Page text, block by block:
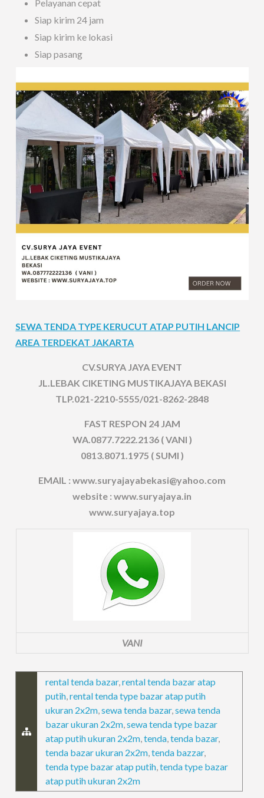
Pelayanan cepat
Siap kirim 24 jam
Siap kirim ke lokasi
Siap pasang
SEWA TENDA TYPE KERUCUT ATAP PUTIH LANCIP
AREA TERDEKAT JAKARTA
CV.SURYA JAYA EVENT
JL.LEBAK CIKETING MUSTIKAJAYA BEKASI
TLP.021-2210-5555/021-8262-2848
FAST RESPON 24 JAM
WA.0877.7222.2136 ( VANI )
0813.8071.1975 ( SUMI )
EMAIL : www.suryajayabekasi@yahoo.com
website : www.suryajaya.in
www.suryajaya.top
VANI
rental tenda bazar,rental tenda bazar atap
putih ,rental tenda type bazar atap putih
ukuran 2x2m ,sewa tenda bazar,sewa tenda
bazar ukuran 2x2m ,sewa tenda type bazar
atap putih ukuran 2x2m ,tenda ,tenda bazar,
tenda bazar ukuran 2x2m ,tenda bazzar,
tenda type bazar atap putih ,tenda type bazar
atap putih ukuran 2x2m